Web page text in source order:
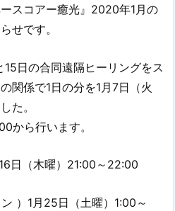
スコアー癒光』2020年1月の
せです。
日の合同遠隔ヒーリングをス
関係で1日の分を1月7日（火
た。
から行います。
日（木曜）21:00～22:00
）1月25日（土曜）1:00～